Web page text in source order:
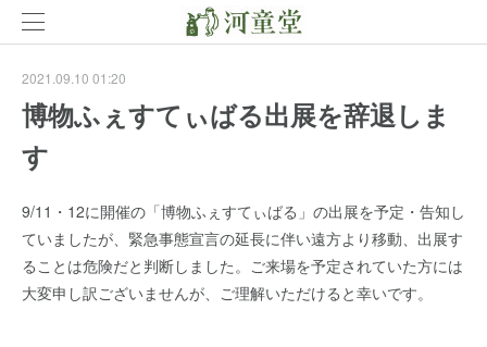
2021.09.10 01:20
博物ふぇすてぃばる出展を辞退しま
す
9/11・12に開催の「博物ふぇすてぃばる」の出展を予定・告知し
ていましたが、緊急事態宣言の延長に伴い遠方より移動、出展す
ることは危険だと判断しました。ご来場を予定されていた方には
大変申し訳ございませんが、ご理解いただけると幸いです。